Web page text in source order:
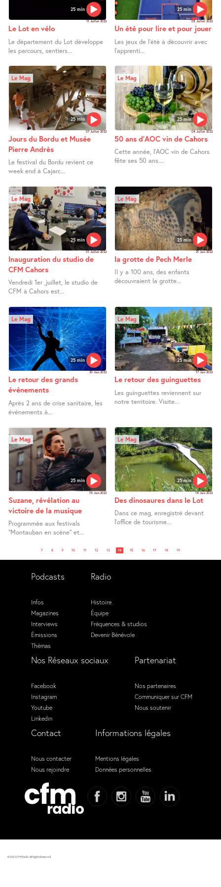
25 min
11 Juillet 2022
Le Lot en vélo
Le département du Lot développe
les parcours, sentiers...
25 min
08 Juillet 2022
Un été pour lire et pour jouer
Les jeux de l’été à découvrir avec
l’apprenti...
25 min
Le Mag
07 Juillet 2022
Jours du Bordu et Musée
Pierre Andrès
Le festival du Bordu revient ce
week end à Cajarc...
25 min
Le Mag
04 Juillet 2022
50 ans d’AOC vin de Cahors
Cette année, l’AOC vin de Cahors
fête ses 50 ans....
25 min
Le Mag
01 Juillet 2022
Inauguration du studio de
CFM Cahors
Vendredi 1er ,juillet, le studio de
CFM à Cahors est...
25 min
Le Mag
21 Juin 2022
la grotte de Pech Merle
Il y a 100 ans, des enfants
découvraient la grotte...
25 min
Le Mag
20 Juin 2022
Le retour des grands
événements
Après 2 ans de crise sanitaire, les
événements à...
25 min
Le Mag
17 Juin 2022
Le retour des guinguettes
Les guinguettes reviennent sur
notre territoire. Visite...
25 min
Le Mag
15 Juin 2022
Suzane, révélation au
victoire de la musique
Programmée aux festivals
"Montauban en scène" et...
25 min
Le Mag
14 Juin 2022
Des dinosaures dans le Lot
Dans ce mag, enregistré devant
l’office de tourisme...
7 8 9 10 11 12 13 14 15 16 17 18 19
Podcasts
Infos
Magazines
Interviews
Émissions
Thémas
Radio
Histoire
Équipe
Fréquences & studios
Devenir Bénévole
Nos Réseaux sociaux
Facebook
Instagram
Youtube
Linkedin
Partenariat
Nos partenaires
Communiquer sur CFM
Nous soutenir
Contact
Nous contacter
Nous rejoindre
Informations légales
Mentions légales
Données personnelles
© 2023 CFM Radio. All Rights Reserved.